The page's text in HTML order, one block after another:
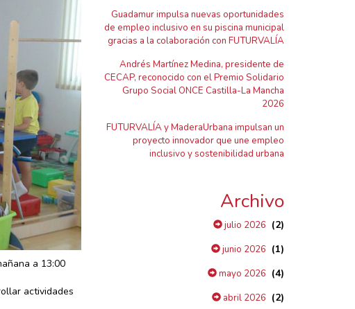
a 13:00
actividades
Guadamur impulsa nuevas oportunidades
de empleo inclusivo en su piscina municipal
gracias a la colaboración con FUTURVALÍA
Andrés Martínez Medina, presidente de
CECAP, reconocido con el Premio Solidario
Grupo Social ONCE Castilla-La Mancha
2026
FUTURVALÍA y MaderaUrbana impulsan un
proyecto innovador que une empleo
inclusivo y sostenibilidad urbana
Archivo
julio 2026 (2)
junio 2026 (1)
mayo 2026 (4)
abril 2026 (2)